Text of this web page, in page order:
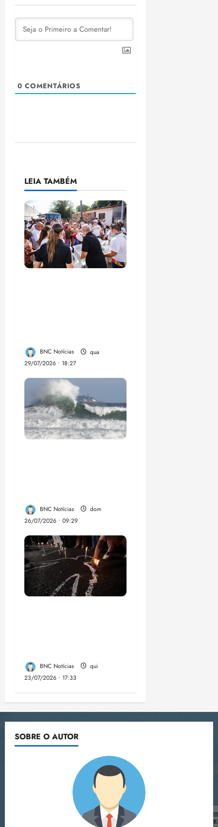
0 COMENTÁRIOS
LEIA TAMBÉM
BNC Notícias
qua
29/07/2026 • 18:27
BNC Notícias
dom
26/07/2026 • 09:29
BNC Notícias
qui
23/07/2026 • 17:33
SOBRE O AUTOR